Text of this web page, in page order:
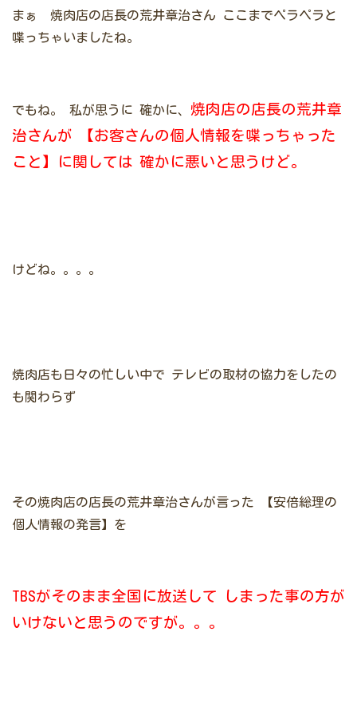
まぁ 焼肉店の店長の荒井章治さん ここまでペラペラと
喋っちゃいましたね。
でもね。 私が思うに 確かに、 焼肉店の店長の荒井章
治さんが
【お客さんの個人情報を喋っちゃった
こと】に関しては 確かに悪いと思うけど。
けどね。。。。
焼肉店も日々の忙しい中で テレビの取材の協力をしたの
も関わらず
その焼肉店の店長の荒井章治さんが言った
【安倍総理の
個人情報の発言】を
TBSがそのまま全国に放送して
しまった事の方が
いけないと思うのですが。。。